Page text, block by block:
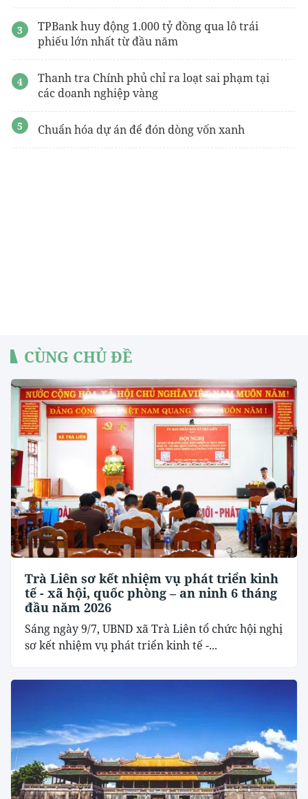
TPBank huy động 1.000 tỷ đồng qua lô trái
phiếu lớn nhất từ đầu năm
Thanh tra Chính phủ chỉ ra loạt sai phạm tại
các doanh nghiệp vàng
Chuẩn hóa dự án để đón dòng vốn xanh
CÙNG CHỦ ĐỀ
Trà Liên sơ kết nhiệm vụ phát triển kinh
tế - xã hội, quốc phòng – an ninh 6 tháng
đầu năm 2026
Sáng ngày 9/7, UBND xã Trà Liên tổ chức hội nghị
sơ kết nhiệm vụ phát triển kinh tế -...